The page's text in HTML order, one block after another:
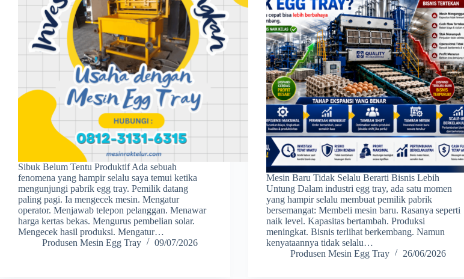
Sibuk Belum Tentu Produktif Ada sebuah
fenomena yang hampir selalu saya temui ketika
mengunjungi pabrik egg tray. Pemilik datang
paling pagi. Ia mengecek mesin. Mengatur
operator. Menjawab telepon pelanggan. Menawar
harga kertas bekas. Mengurus pembelian solar.
Mengecek hasil produksi. Mengatur…
Produsen Mesin Egg Tray
09/07/2026
Mesin Baru Tidak Selalu Berarti Bisnis Lebih
Untung Dalam industri egg tray, ada satu momen
yang hampir selalu membuat pemilik pabrik
bersemangat: Membeli mesin baru. Rasanya seperti
naik level. Kapasitas bertambah. Produksi
meningkat. Bisnis terlihat berkembang. Namun
kenyataannya tidak selalu…
Produsen Mesin Egg Tray
26/06/2026